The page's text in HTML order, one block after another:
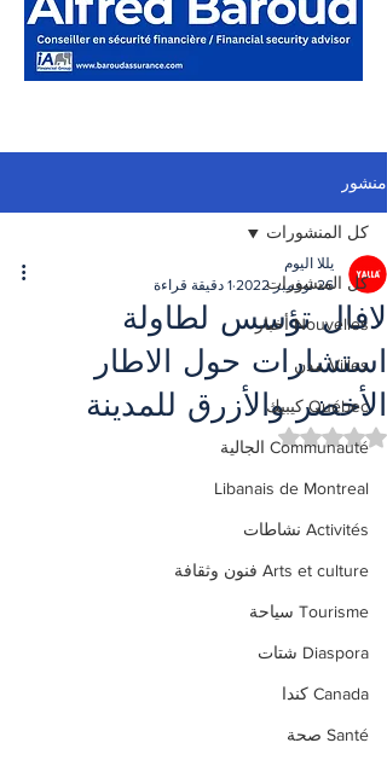
منشور
كل المنشورات
Nouvelles أخبار
Villes مدن
Québec كيبيك
Communauté الجالية
Libanais de Montreal
Activités نشاطات
Arts et culture فنون وثقافة
Tourisme سياحة
Diaspora شتات
Canada كندا
Santé صحة
كل المنشورات
لافال تؤسس لطاولة
استشارات حول الاطار
الأخضر والأزرق للمدينة
يللا اليوم
26 نوفمبر 2022
1 دقيقة قراءة
تم التقييم بـ ليس رقمًا من أصل 5 نجوم.